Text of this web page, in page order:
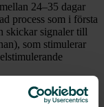
24–35 dagar
process som i första
skickar signaler till
som stimulerar